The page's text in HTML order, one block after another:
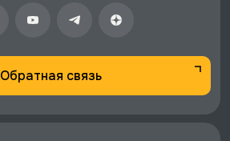
Обратная связь